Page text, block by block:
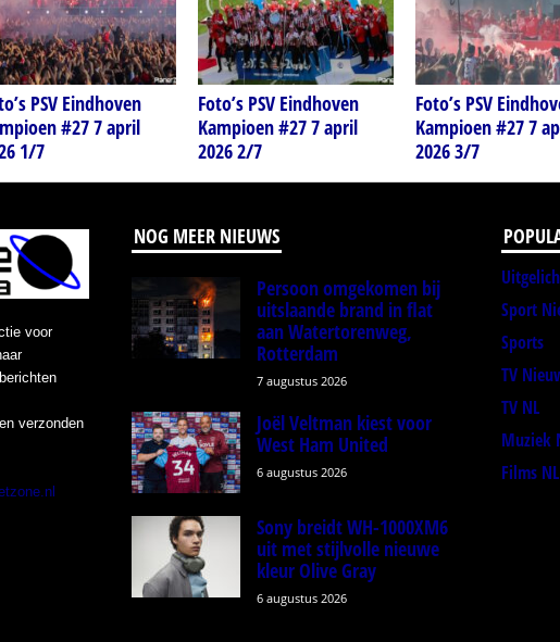
PSV Eindhoven
#27 7 april
1/7
Foto’s PSV Eindhoven
Kampioen #27 7 april
2026 2/7
Foto’s PSV
Kampioen #27 7
2026 3/7
voor
verzonden
NOG MEER NIEUWS
Persoon omgekomen bij
uitslaande brand in flat
aan Watertorenweg,
Rotterdam
7 augustus 2026
Joël Veltman kiest voor
West Ham United
6 augustus 2026
Sony breidt WH-1000XM6
uit met stijlvolle nieuwe
kleur Olive Gray
6 augustus 2026
Sport
Sports
TV
TV NL
Muziek
Films NL